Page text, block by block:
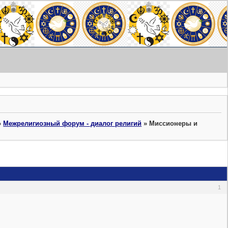
Межрелигиозный форум - диалог религий »Миссионеры и
1